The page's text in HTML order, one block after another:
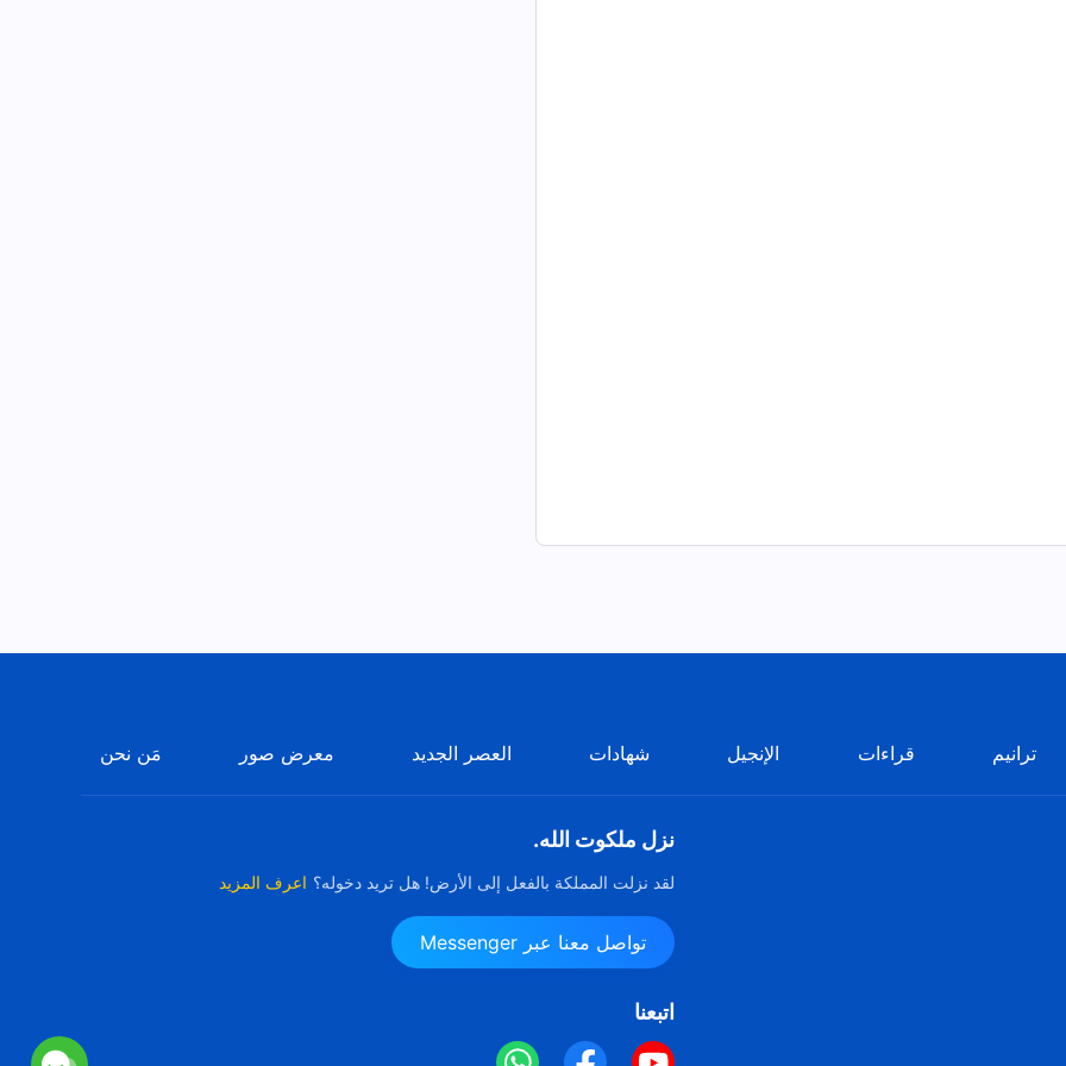
ترانيم قراءات الإنجيل شهادات العصر الجديد معرض صور مَن نحن
نزل ملكوت الله.
لقد نزلت المملكة بالفعل إلى الأرض! هل تريد دخوله؟ اعرف المزيد
تواصل معنا عبر Messenger
اتبعنا